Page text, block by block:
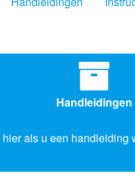
Handleidingen
als u een handleiding